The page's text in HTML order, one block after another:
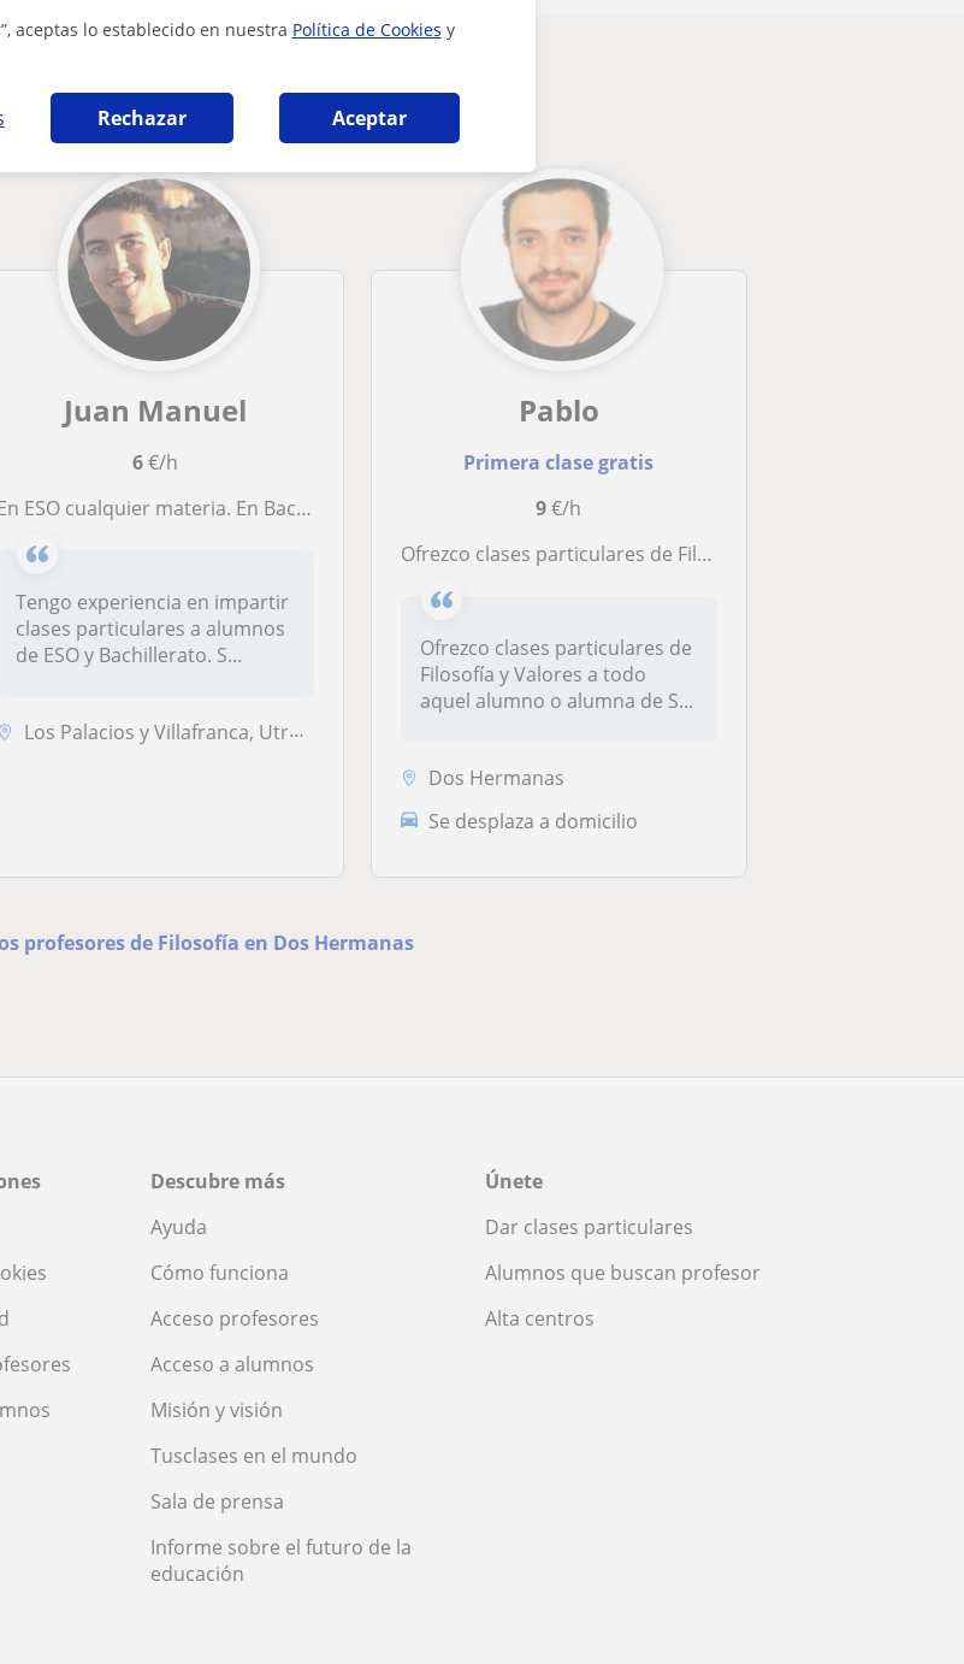
aceptas lo establecido en nuestra Política de Cookies y
Rechazar Aceptar
que pueden interesarte
Juan Manuel
6€/h
En ESO cualquier materia. En Bachillerato: Lengua Castellana y Literatura y Filosofía
Tengo experiencia en impartir
clases particulares a alumnos
de ESO y Bachillerato. S...
Los Palacios y Villafranca, Utrera, Dos Hermanas
Pablo
Primera clase gratis
9€/h
Ofrezco clases particulares de Filosofía y Valores a todo aquel alumno o alumna de Sevilla que lo necesite. Soy Técnico Superior en Integración Social, actualmente acabando el último año del Grado en Trabajo Social
Ofrezco clases particulares de
Filosofía y Valores a todo
aquel alumno o alumna de S...
Dos Hermanas
Se desplaza a domicilio
profesores de Filosofía en Dos Hermanas
Descubre más
Ayuda
Cómo funciona
Acceso profesores
Acceso a alumnos
Misión y visión
Tusclases en el mundo
Sala de prensa
Informe sobre el futuro de la
educación
Únete
Dar clases particulares
Alumnos que buscan profesor
Alta centros